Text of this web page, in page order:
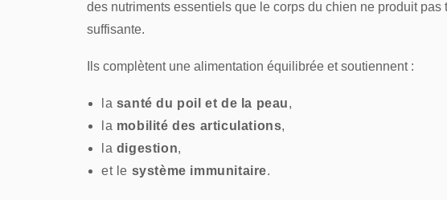
des nutriments essentiels que le corps du chien ne produit pas
suffisante.
Ils complètent une alimentation équilibrée et soutiennent :
la santé du poil et de la peau,
la mobilité des articulations,
la digestion,
et le système immunitaire.